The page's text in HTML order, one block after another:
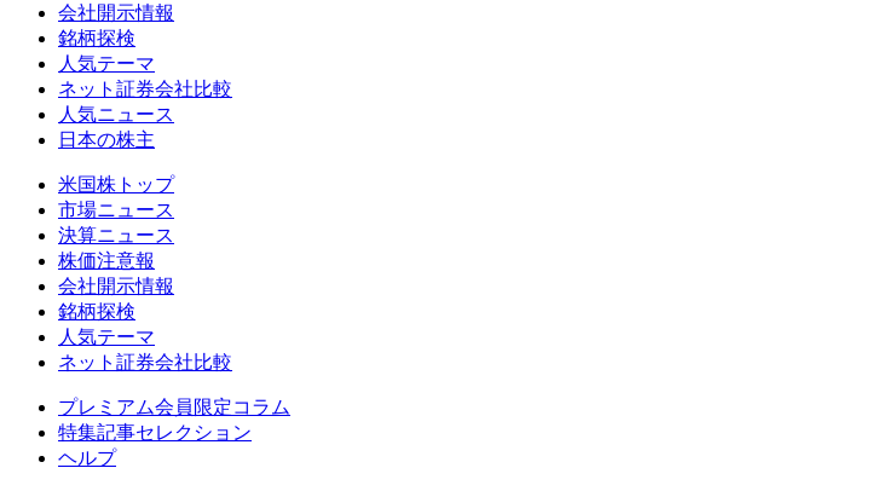
会社開示情報
銘柄探検
人気テーマ
ネット証券会社比較
人気ニュース
日本の株主
米国株トップ
市場ニュース
決算ニュース
株価注意報
会社開示情報
銘柄探検
人気テーマ
ネット証券会社比較
プレミアム会員限定コラム
特集記事セレクション
ヘルプ